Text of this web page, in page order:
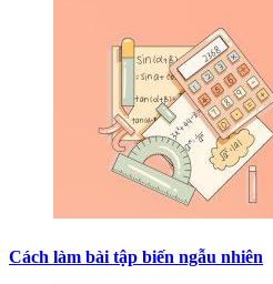
Cách làm bài tập biến ngẫu nhiên